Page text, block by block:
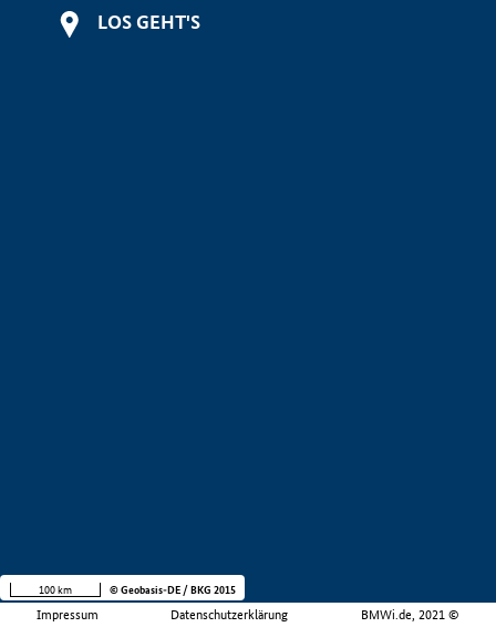
LOS GEHT'S
Impressum Datenschutzerklärung BMWi.de, 2021 ©
100 km © Geobasis-DE / BKG 2015